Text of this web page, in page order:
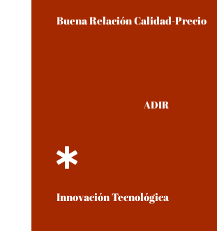
Buena Relación Calidad-Precio
ADIR

Innovación Tecnológica